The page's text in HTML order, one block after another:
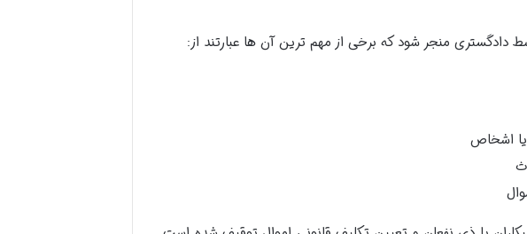
دادگستری منجر شود که برخی از مهم ترین آن ها عبارتند از:
اشخاص